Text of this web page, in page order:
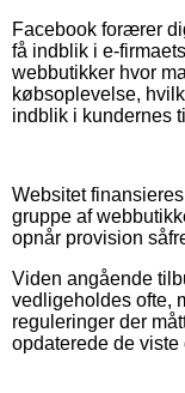
Facebook forærer
få indblik i e-
webbutikker hvor
købsoplevelse,
indblik i kundernes
Websitet
gruppe af
opnår provision
Viden angående
vedligeholdes ofte,
reguleringer der
opdaterede de viste